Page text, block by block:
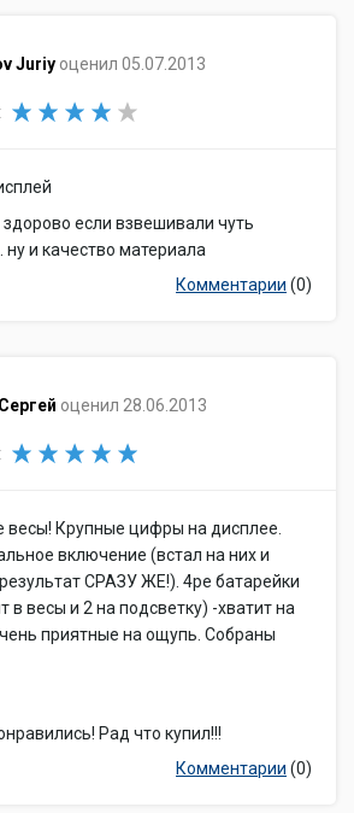
Juriy оценил 05.07.2013
если взвешивали чуть
ну и качество материала
Комментарии (0)
оценил 28.06.2013
весы! Крупные цифры на дисплее.
включение (встал на них и
СРАЗУ ЖЕ!). 4ре батарейки
весы и 2 на подсветку) -хватит на
приятные на ощупь. Собраны
Рад что купил!!!
Комментарии (0)